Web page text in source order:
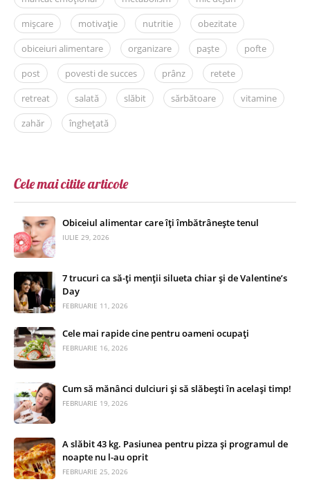
mișcare
motivație nutritie
obezitate
obiceiuri alimentare
organizare paște
pofte
post
povesti de succes prânz
retete
retreat
salată slăbit sărbătoare
vitamine
zahăr
înghețată
Cele mai citite articole
Obiceiul alimentar care îți îmbătrânește tenul
IULIE 29, 2026
7 trucuri ca să-ți menții silueta chiar și de Valentine’s
Day
FEBRUARIE 11, 2026
Cele mai rapide cine pentru oameni ocupați
FEBRUARIE 16, 2026
Cum să mănânci dulciuri și să slăbești în același timp!
FEBRUARIE 19, 2026
A slăbit 43 kg. Pasiunea pentru pizza și programul de
noapte nu l-au oprit
FEBRUARIE 25, 2026